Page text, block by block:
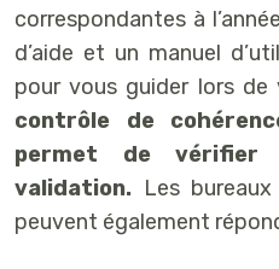
correspondantes à
d’aide et un manuel
pour vous guider lors de
contrôle de
permet de vérifier
validation. Les
peuvent également